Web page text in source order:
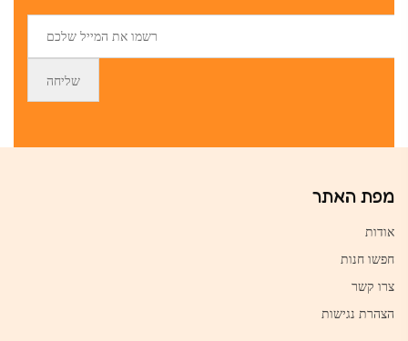
מפת האתר
אודות
חפשו חנות
צרו קשר
הצהרת נגישות